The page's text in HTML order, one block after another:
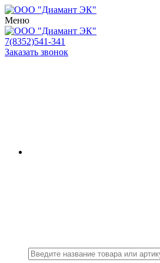
Меню
7(8352)541-341
Заказать звонок